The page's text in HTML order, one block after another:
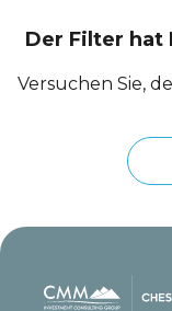
Der Filter hat
Versuchen Sie,